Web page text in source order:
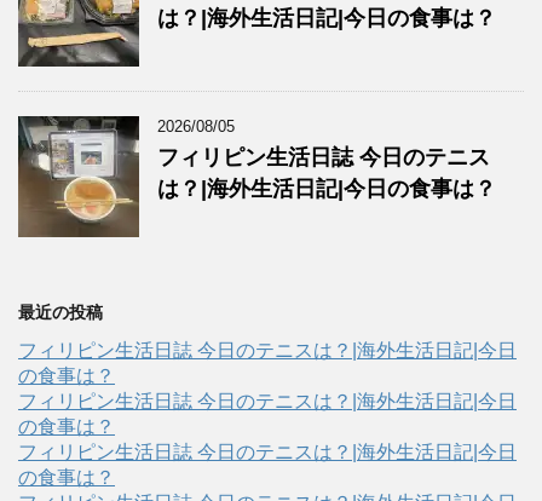
は？|海外生活日記|今日の食事は？
2026/08/05
フィリピン生活日誌 今日のテニス
は？|海外生活日記|今日の食事は？
最近の投稿
フィリピン生活日誌 今日のテニスは？|海外生活日記|今日
の食事は？
フィリピン生活日誌 今日のテニスは？|海外生活日記|今日
の食事は？
フィリピン生活日誌 今日のテニスは？|海外生活日記|今日
の食事は？